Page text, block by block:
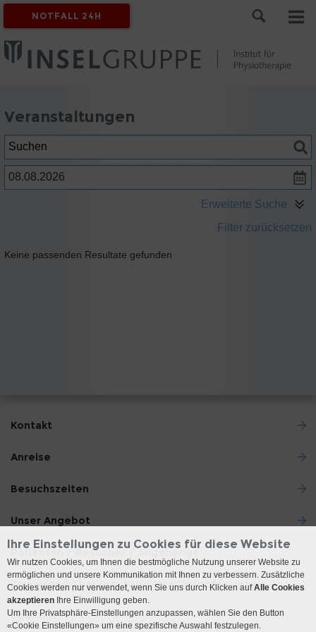
NOTFALL 24H
Veranstaltungen
Suchen
Datum
Erweiterte Suche
Filter zurücksetzen
Keine passenden Resultate gefunden
Kontakt
Anreise
Besuchszeiten
Unser Angebot
Patienten / Besucher / Angehörige
Zuweiser / Therapeuten / Health-Professionals
Über uns
Ihre Einstellungen zu Cookies für diese Website
Wir nutzen Cookies, um Ihnen die bestmögliche Nutzung unserer Website zu
ermöglichen und unsere Kommunikation mit Ihnen zu verbessern. Zusätzliche
Cookies werden nur verwendet, wenn Sie uns durch Klicken aufAlle Cookies
akzeptieren Ihre Einwilligung geben.
Um Ihre Privatsphäre-Einstellungen anzupassen, wählen Sie den Button
«Cookie Einstellungen» um eine spezifische Auswahl festzulegen.